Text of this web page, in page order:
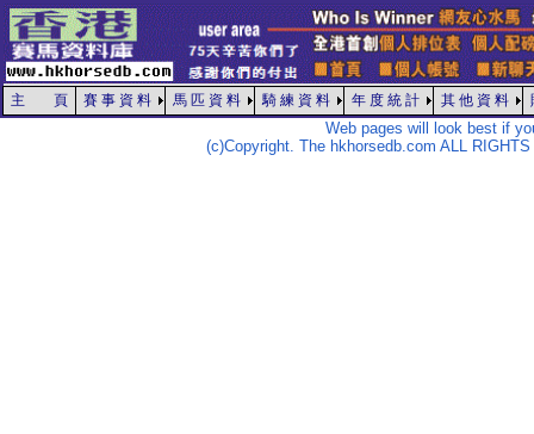
主 頁 賽 事 資 料 馬 匹 資 料 騎 練 資 料 年 度 統 計 其 他 資 料
Web pages will look best if
(c)Copyright. The hkhorsedb.com ALL